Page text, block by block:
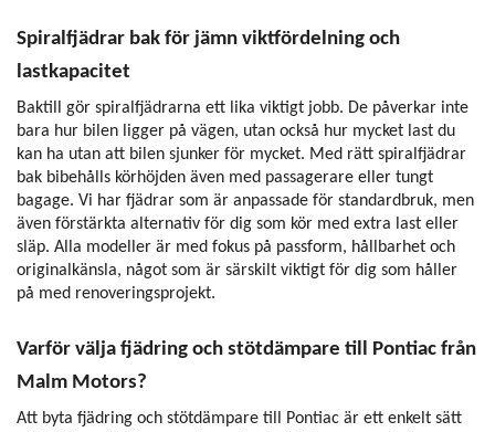
Spiralfjädrar bak för jämn viktfördelning och
lastkapacitet
Baktill gör spiralfjädrarna ett lika viktigt jobb. De påverkar inte
bara hur bilen ligger på vägen, utan också hur mycket last du
kan ha utan att bilen sjunker för mycket. Med rätt spiralfjädrar
bak bibehålls körhöjden även med passagerare eller tungt
bagage. Vi har fjädrar som är anpassade för standardbruk, men
även förstärkta alternativ för dig som kör med extra last eller
släp. Alla modeller är med fokus på passform, hållbarhet och
originalkänsla, något som är särskilt viktigt för dig som håller
på med renoveringsprojekt.
Varför välja fjädring och stötdämpare till Pontiac från
Malm Motors?
Att byta fjädring och stötdämpare till Pontiac är ett enkelt sätt